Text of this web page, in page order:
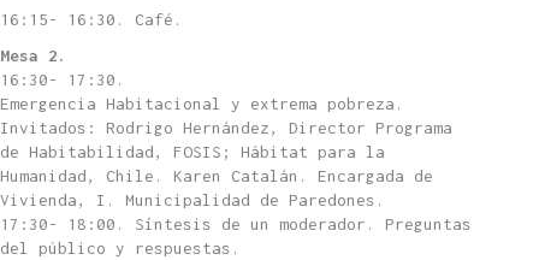
16:15- 16:30. Café.
Mesa 2.
16:30- 17:30.
Emergencia Habitacional y extrema pobreza.
Invitados: Rodrigo Hernández, Director Programa
de Habitabilidad, FOSIS; Hábitat para la
Humanidad, Chile. Karen Catalán. Encargada de
Vivienda, I. Municipalidad de Paredones.
17:30- 18:00. Síntesis de un moderador. Preguntas
del público y respuestas.